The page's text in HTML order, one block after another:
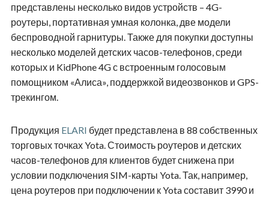
представлены несколько видов устройств – 4G-
роутеры, портативная умная колонка, две модели
беспроводной гарнитуры. Также для покупки доступны
несколько моделей детских часов-телефонов, среди
которых и KidPhone 4G с встроенным голосовым
помощником «Алиса», поддержкой видеозвонков и GPS-
трекингом.
Продукция ELARI будет представлена в 88 собственных
торговых точках Yota. Стоимость роутеров и детских
часов-телефонов для клиентов будет снижена при
условии подключения SIM-карты Yota. Так, например,
цена роутеров при подключении к Yota составит 3990 и